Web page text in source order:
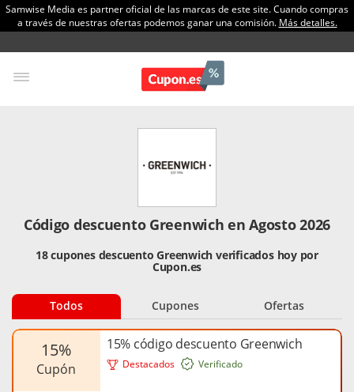
Samwise Media es partner oficial de las marcas de este site. Cuando compras
a través de nuestras ofertas podemos ganar una comisión. Más detalles.
Código descuento Greenwich en Agosto 2026
18 cupones descuento Greenwich verificados hoy por
Cupon.es
Todos Cupones Ofertas
Destacados
15%
cupón
15% código descuento Greenwich
Verificado